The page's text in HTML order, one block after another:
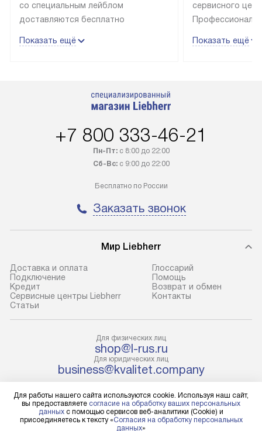
со специальным лейблом
доставляются бесплатно
до подъезда, выезд за МКАД
в течение трех дней. Доставка
регионы осуществляется через
транспортную компанию. После
100% предоплаты наша компания
до представительства
транспортной компании в городе
Москва. Пожалуйста, уточняйте
условия доставки у менеджера при
В оговоренный день служба
доставки доставит упакованный
прибор до подъезда. Если
требуется переместить прибор
установки, пожалуйста,
предварительно уточните это
с менеджером. За данную услугу
Учитывайте габариты прибора, если
они не позволяют пронести его
через дверной проем,
Показать ещё
сервисного
эксплуатации
Стоимость
возможные
предполагают
установленной
упаковки и
и соединение
Техника
нишу или на
Показать ещё
+7 800 333-46-21
Пн-Пт:с 8:00 до 22:00
Сб-Вс:с 9:00 до 22:00
Бесплатно по России
Заказать звонок
Мир Liebherr
Доставка и оплата
Подключение
Кредит
Сервисные центры Liebherr
Cтатьи
Глоссарий
Помощь
Возврат и обмен
Контакты
Для физических лиц
shop@l-rus.ru
Для юридических лиц
business@kvalitet.company
НАПИСАТЬ РУКОВОДСТВУ
Политика конфиденциальности
Для работы нашего сайта используются cookie. Используя наш сайт,
вы предоставляете согласие на обработку ваших персональных
данных с помощью сервисов веб-аналитики (Cookie) и
присоединяетесь к тексту «Согласия на обработку персональных
данных»